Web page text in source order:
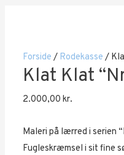
Forside / Rodekasse /
Klat Klat
2.000,00kr.
Maleri på lærred i serien
Fugleskræmsel i sit fine